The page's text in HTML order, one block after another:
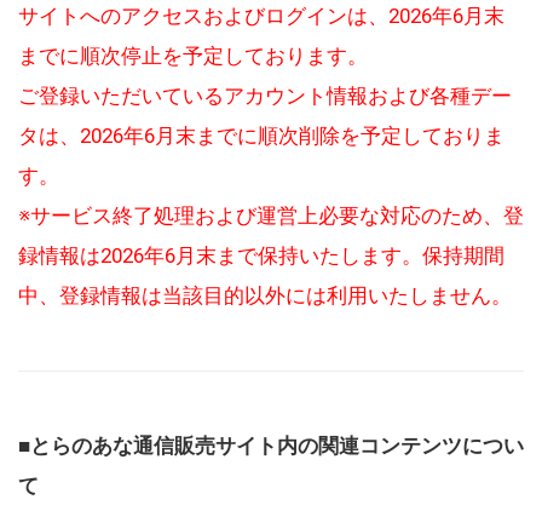
サイトへのアクセスおよびログインは、2026年6月末
までに順次停止を予定しております。
ご登録いただいているアカウント情報および各種デー
タは、2026年6月末までに順次削除を予定しておりま
す。
※サービス終了処理および運営上必要な対応のため、登
録情報は2026年6月末まで保持いたします。保持期間
中、登録情報は当該目的以外には利用いたしません。
■とらのあな通信販売サイト内の関連コンテンツについ
て